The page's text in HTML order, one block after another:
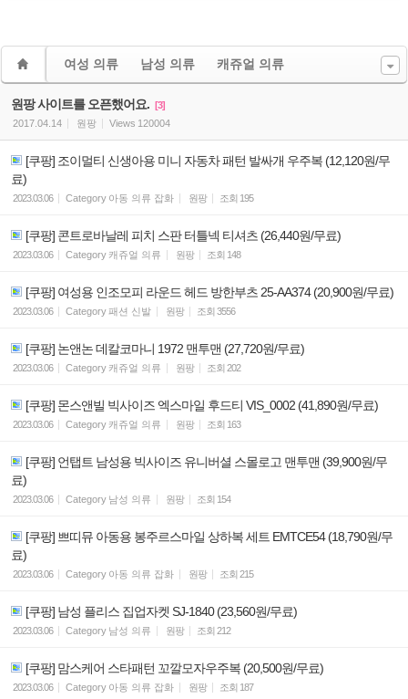
여성 의류 남성 의류 캐쥬얼 의류
원팡 사이트를 오픈했어요. [3]
2017.04.14
원팡 Views 120004
[쿠팡] 조이멀티 신생아용 미니 자동차 패턴 발싸개 우주복 (12,120원/무
료)
2023.03.06 Category 아동 의류 잡화 원팡 조회 195
[쿠팡] 콘트로바날레 피치 스판 터틀넥 티셔츠 (26,440원/무료)
2023.03.06 Category 캐쥬얼 의류 원팡 조회 148
[쿠팡] 여성용 인조모피 라운드 헤드 방한부츠 25-AA374 (20,900원/무료)
2023.03.06 Category패션 신발 원팡 조회 3556
[쿠팡] 논앤논 데칼코마니 1972 맨투맨 (27,720원/무료)
2023.03.06 Category 캐쥬얼 의류 원팡 조회 202
[쿠팡] 몬스앤빌 빅사이즈 엑스마일 후드티 VIS_0002 (41,890원/무료)
2023.03.06 Category 캐쥬얼 의류 원팡 조회 163
[쿠팡] 언탭트 남성용 빅사이즈 유니버셜 스몰로고 맨투맨 (39,900원/무
료)
2023.03.06 Category 남성 의류 원팡 조회 154
[쿠팡] 쁘띠뮤 아동용 봉주르스마일 상하복 세트 EMTCE54 (18,790원/무
료)
2023.03.06 Category 아동 의류 잡화 원팡 조회 215
[쿠팡] 남성 플리스 집업자켓 SJ-1840 (23,560원/무료)
2023.03.06 Category 남성 의류 원팡 조회 212
[쿠팡] 맘스케어 스타패턴 꼬깔모자우주복 (20,500원/무료)
2023.03.06 Category 아동 의류 잡화 원팡 조회 187